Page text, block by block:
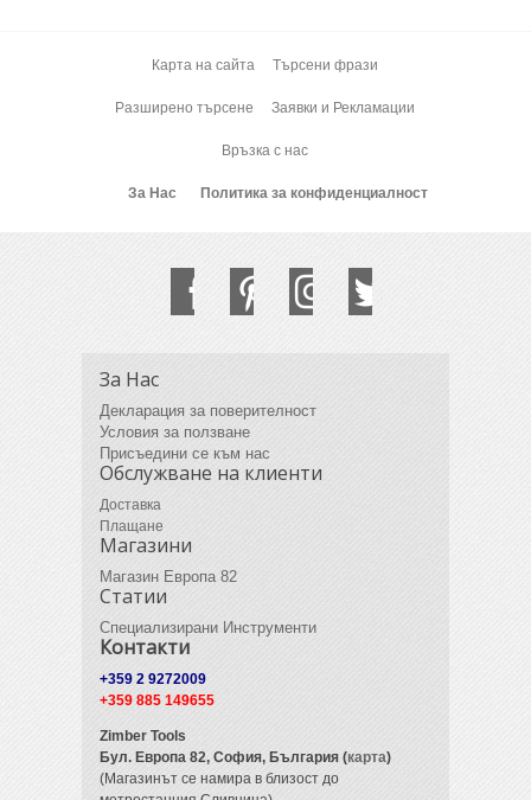
Карта на сайта Търсени фрази
Разширено търсене Заявки и Рекламации
Връзка с нас
За Нас Политика за конфиденциалност
За Нас
Декларация за поверителност
Условия за ползване
Присъедини се към нас
Обслужване на клиенти
Доставка
Плащане
Магазини
Магазин Европа 82
Статии
Специализирани Инструменти
Контакти
+359 2 9272009
+359 885 149655
Zimber Tools
Бул. Европа 82, София, България (карта)
(Магазинът се намира в близост до